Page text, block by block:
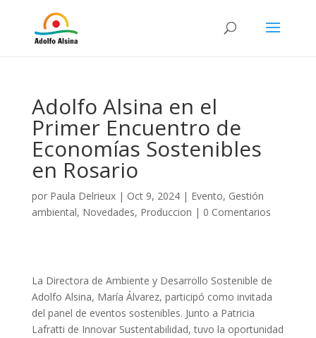
Adolfo Alsina en el
Primer Encuentro de
Economías Sostenibles
en Rosario
por Paula Delrieux| Oct 9, 2024| Evento, Gestión
ambiental, Novedades, Produccion | 0 Comentarios
La Directora de Ambiente y Desarrollo Sostenible de
Adolfo Alsina, María Álvarez, participó como invitada
del panel de eventos sostenibles. Junto a Patricia
Lafratti de Innovar Sustentabilidad, tuvo la oportunidad